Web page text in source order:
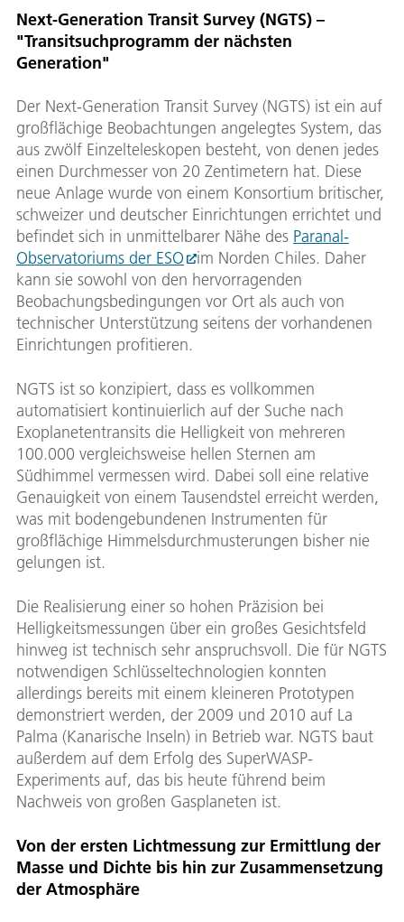
Next-Generation Transit Survey (NGTS) –
"Transitsuchprogramm der nächsten
Generation"
Der Next-Generation Transit Survey (NGTS) ist ein auf
großflächige Beobachtungen angelegtes System, das
aus zwölf Einzelteleskopen besteht, von denen jedes
einen Durchmesser von 20 Zentimetern hat. Diese
neue Anlage wurde von einem Konsortium britischer,
schweizer und deutscher Einrichtungen errichtet und
befindet sich in unmittelbarer Nähe des Paranal-
Observatoriums der ESO
im Norden Chiles. Daher
kann sie sowohl von den hervorragenden
Beobachungsbedingungen vor Ort als auch von
technischer Unterstützung seitens der vorhandenen
Einrichtungen profitieren.
NGTS ist so konzipiert, dass es vollkommen
automatisiert kontinuierlich auf der Suche nach
Exoplanetentransits die Helligkeit von mehreren
100.000 vergleichsweise hellen Sternen am
Südhimmel vermessen wird. Dabei soll eine relative
Genauigkeit von einem Tausendstel erreicht werden,
was mit bodengebundenen Instrumenten für
großflächige Himmelsdurchmusterungen bisher nie
gelungen ist.
Die Realisierung einer so hohen Präzision bei
Helligkeitsmessungen über ein großes Gesichtsfeld
hinweg ist technisch sehr anspruchsvoll. Die für NGTS
notwendigen Schlüsseltechnologien konnten
allerdings bereits mit einem kleineren Prototypen
demonstriert werden, der 2009 und 2010 auf La
Palma (Kanarische Inseln) in Betrieb war. NGTS baut
außerdem auf dem Erfolg des SuperWASP-
Experiments auf, das bis heute führend beim
Nachweis von großen Gasplaneten ist.
Von der ersten Lichtmessung zur Ermittlung der
Masse und Dichte bis hin zur Zusammensetzung
der Atmosphäre